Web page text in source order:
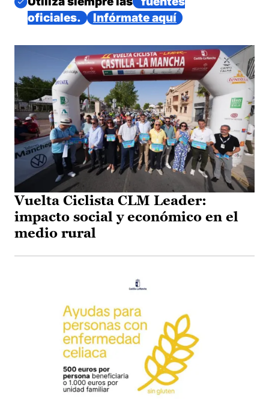
oficiales.
Infórmate aquí
Vuelta Ciclista CLM Leader:
impacto social y económico en el
medio rural